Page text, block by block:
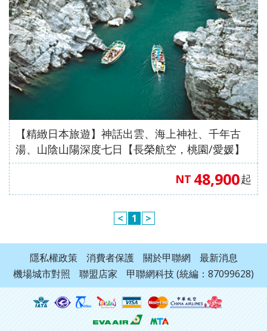
【精緻日本旅遊】神話出雲、海上神社、千年古
湯、山陰山陽深度七日【長榮航空，桃園/愛媛】
NT 48,900起
< 1 >
隱私權政策 消費者保護 關於甲聯網
最新消息
機場城市對照
聯盟店家 甲聯網科技 (統編：87099628)